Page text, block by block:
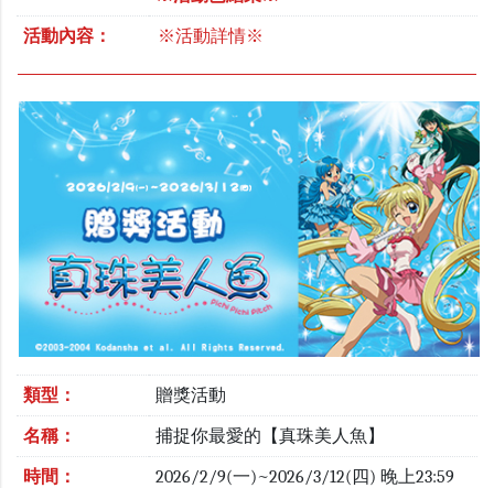
活動內容： ※活動詳情※
類型： 贈獎活動
名稱： 捕捉你最愛的【真珠美人魚】
時間：
2026/2/9(一)~2026/3/12(四) 晚上23:59